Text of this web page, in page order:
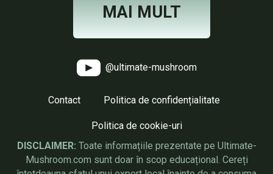
MAI MULT
@ultimate-mushroom
Contact Politica de confidențialitate
Politica de cookie-uri
DISCLAIMER: Toate informațiile prezentate pe Ultimate-
Mushroom.com sunt doar în scop educațional. Cereți